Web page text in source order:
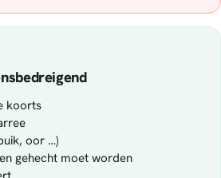
koorts
oor …)
gehecht moet worden